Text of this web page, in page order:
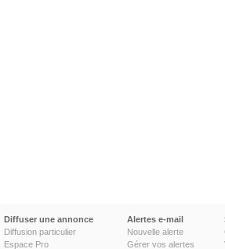
Diffuser une annonce
Diffusion particulier
Espace Pro
Alertes e-mail
Nouvelle alerte
Gérer vos alertes